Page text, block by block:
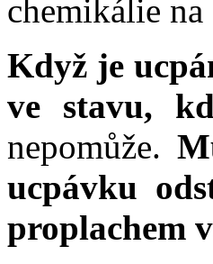
chemikálie
Když je
ve stavu,
nepomůže.
ucpávku
proplachem